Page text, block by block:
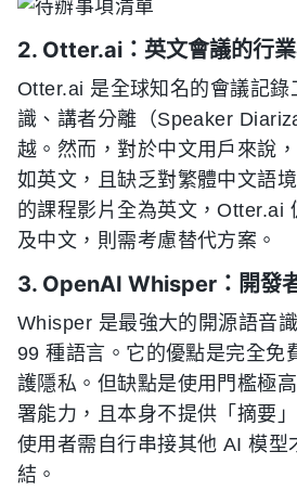
2. Otter.ai：英文會議的行
Otter.ai 是全球知名的會議記錄
識、講者分離（Speaker
越。然而，對於中文用戶來說
如英文，且缺乏對繁體中文語
的課程影片全為英文，Otter.ai
及中文，則需考慮替代方案。
3. OpenAI Whisper：開發
Whisper 是最強大的開源語音
99 種語言。它的優點是完全免
護隱私。但缺點是使用門檻極
署能力，且本身不提供「摘要
使用者需自行串接其他 AI 模型
結。